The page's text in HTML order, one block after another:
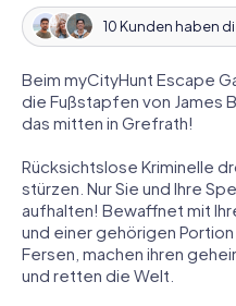
10 Kunden haben
Beim myCityHunt Escape
die Fußstapfen von James
das mitten in Grefrath!
Rücksichtslose Kriminelle
stürzen. Nur Sie und Ihre
aufhalten! Bewaffnet mit
und einer gehörigen
Fersen, machen ihren
und retten die Welt.